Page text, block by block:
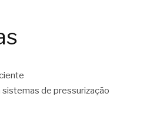
de pressurização